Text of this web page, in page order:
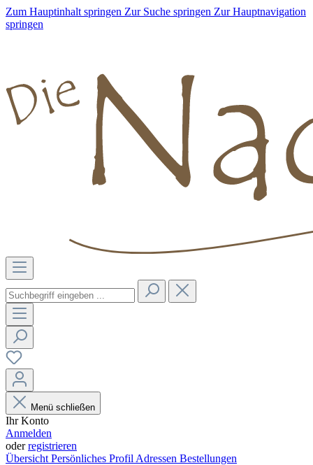
Zum Hauptinhalt springen Zur Suche springen Zur Hauptnavigation
springen
Menü schließen
Ihr Konto
Anmelden
oderregistrieren
Übersicht Persönliches Profil Adressen Bestellungen